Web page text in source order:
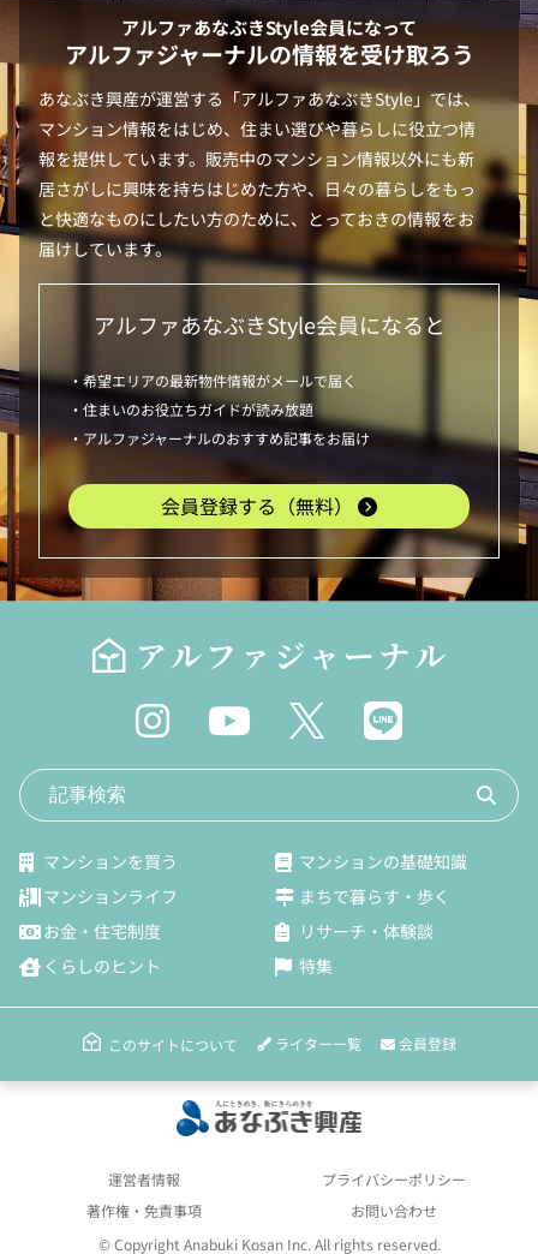
アルファあなぶきStyle会員になって
アルファジャーナルの情報を受け取ろう
あなぶき興産が運営する「アルファあなぶきStyle」では、
マンション情報をはじめ、住まい選びや暮らしに役立つ情
報を提供しています。販売中のマンション情報以外にも新
居さがしに興味を持ちはじめた方や、日々の暮らしをもっ
と快適なものにしたい方のために、とっておきの情報をお
届けしています。
アルファあなぶきStyle会員になると
・希望エリアの最新物件情報がメールで届く
・住まいのお役立ちガイドが読み放題
・アルファジャーナルのおすすめ記事をお届け
会員登録する（無料）
マンションを買う
マンションの基礎知識
マンションライフ
まちで暮らす・歩く
お金・住宅制度
リサーチ・体験談
くらしのヒント
特集
このサイトについて ライター一覧 会員登録
運営者情報
プライバシーポリシー
著作権・免責事項
お問い合わせ
© Copyright Anabuki Kosan Inc. All rights reserved.